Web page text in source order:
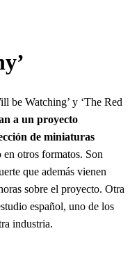
be Watching’ y ‘The Red
a un proyecto
de miniaturas
en otros formatos. Son
que además vienen
sobre el proyecto. Otra
español, uno de los
industria.